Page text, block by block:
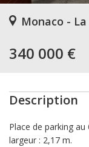
Monaco -
340 000 €
Description
Place de parking au
largeur : 2,17 m.